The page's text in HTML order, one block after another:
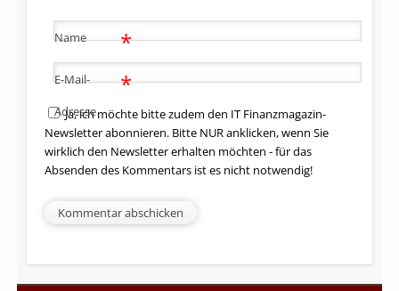
Name *
E-Mail-
Adresse
*
Ja, ich möchte bitte zudem den IT Finanzmagazin-
Newsletter abonnieren. Bitte NUR anklicken, wenn Sie
wirklich den Newsletter erhalten möchten - für das
Absenden des Kommentars ist es nicht notwendig!